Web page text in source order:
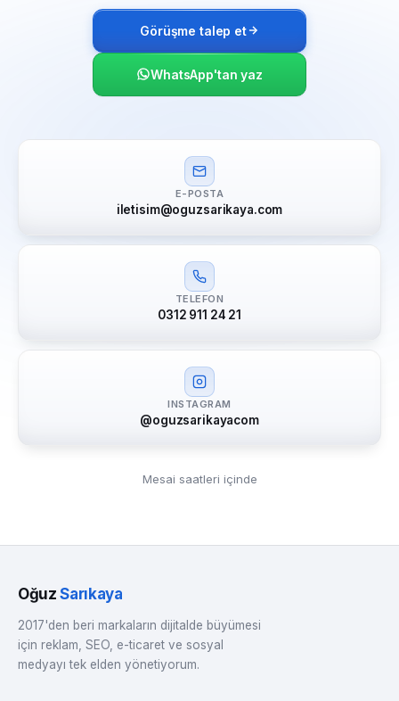
Görüşme talep et
WhatsApp'tan yaz
E-POSTA
iletisim@oguzsarikaya.com
TELEFON
0312 911 24 21
INSTAGRAM
@oguzsarikayacom
Mesai saatleri içinde
OğuzSarıkaya
2017'den beri markaların dijitalde büyümesi
için reklam, SEO, e-ticaret ve sosyal
medyayı tek elden yönetiyorum.